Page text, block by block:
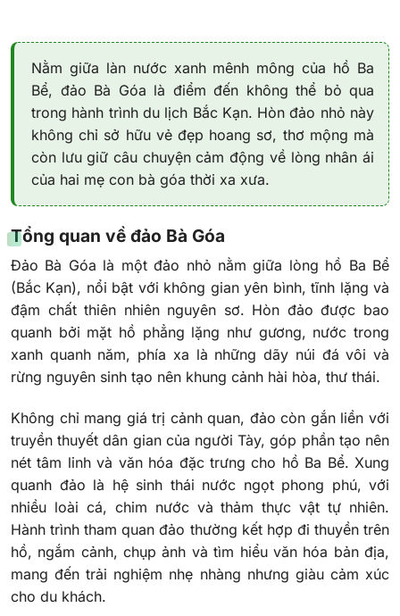
Nằm giữa làn nước xanh mênh mông của hồ Ba
Bể, đảo Bà Góa là điểm đến không thể bỏ qua
trong hành trình du lịch Bắc Kạn. Hòn đảo nhỏ này
không chỉ sở hữu vẻ đẹp hoang sơ, thơ mộng mà
còn lưu giữ câu chuyện cảm động về lòng nhân ái
của hai mẹ con bà góa thời xa xưa.
Tổng quan về đảo Bà Góa
Đảo Bà Góa là một đảo nhỏ nằm giữa lòng hồ Ba Bể
(Bắc Kạn), nổi bật với không gian yên bình, tĩnh lặng và
đậm chất thiên nhiên nguyên sơ. Hòn đảo được bao
quanh bởi mặt hồ phẳng lặng như gương, nước trong
xanh quanh năm, phía xa là những dãy núi đá vôi và
rừng nguyên sinh tạo nên khung cảnh hài hòa, thư thái.
Không chỉ mang giá trị cảnh quan, đảo còn gắn liền với
truyền thuyết dân gian của người Tày, góp phần tạo nên
nét tâm linh và văn hóa đặc trưng cho hồ Ba Bể. Xung
quanh đảo là hệ sinh thái nước ngọt phong phú, với
nhiều loài cá, chim nước và thảm thực vật tự nhiên.
Hành trình tham quan đảo thường kết hợp đi thuyền trên
hồ, ngắm cảnh, chụp ảnh và tìm hiểu văn hóa bản địa,
mang đến trải nghiệm nhẹ nhàng nhưng giàu cảm xúc
cho du khách.